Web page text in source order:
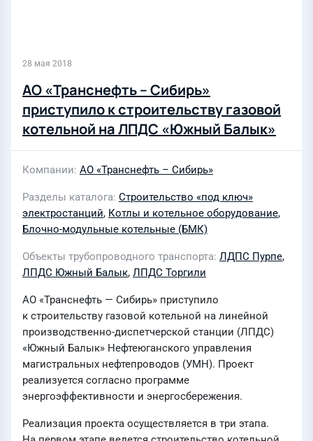
28 мая 2018
АО «Транснефть – Сибирь»
приступило к строительству газовой
котельной на ЛПДС «Южный Балык»
Компании АО «Транснефть – Сибирь»
Разделы каталога Строительство «под ключ»
электростанций, Котлы и котельное оборудование,
Блочно-модульные котельные (БМК)
Объекты трубопроводного транспорта ЛДПС Пурпе,
ЛПДС Южный Балык, ЛПДС Торгили
АО «Транснефть — Сибирь» приступило
к строительству газовой котельной на линейной
производственно-диспетчерской станции (ЛПДС)
«Южный Балык» Нефтеюганского управления
магистральных нефтепроводов (УМН). Проект
реализуется согласно программе
энергоэффективности и энергосбережения.
Реализация проекта осуществляется в три этапа.